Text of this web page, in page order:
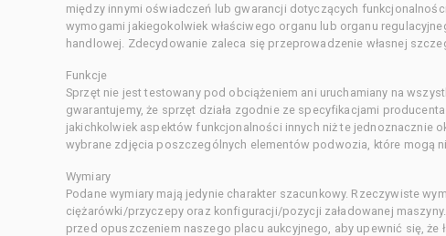
między innymi oświadczeń lub gwarancji dotyczących
wymogami jakiegokolwiek właściwego organu lub organu
handlowej. Zdecydowanie zaleca się przeprowadzenie własnej
Funkcje
Sprzęt nie jest testowany pod obciążeniem ani uruchamiany na
gwarantujemy, że sprzęt działa zgodnie ze specyfikacjami
jakichkolwiek aspektów funkcjonalności innych niż te jednoznacznie
wybrane zdjęcia poszczególnych elementów podwozia, które mogą
Wymiary
Podane wymiary mają jedynie charakter szacunkowy. Rzeczywiste
ciężarówki/przyczepy oraz konfiguracji/pozycji załadowanej
przed opuszczeniem naszego placu aukcyjnego, aby upewnić się,